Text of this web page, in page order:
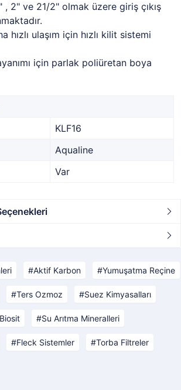
, 2" ve 21/2" olmak üzere giriş çıkış
hızlı ulaşım için hızlı kilit sistemi
için parlak poliüretan boya
KLF16
Aqualine
Var
Aktif Karbon Yumuşatma Reçine
Ters Ozmoz Suez Kimyasalları
Biosit Su Arıtma Mineralleri
Fleck Sistemler Torba Filtreler